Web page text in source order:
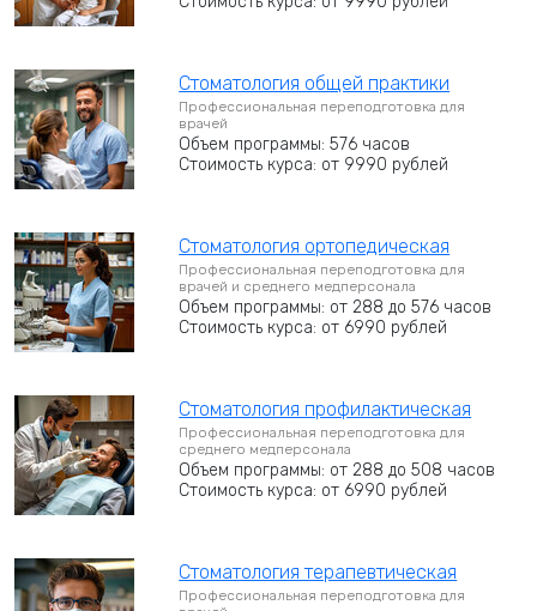
Стоматология общей практики
Профессиональная переподготовка для
врачей
Объем программы: 576 часов
Стоимость курса: от 9990 рублей
Стоматология ортопедическая
Профессиональная переподготовка для
врачей и среднего медперсонала
Объем программы: от 288 до 576 часов
Стоимость курса: от 6990 рублей
Стоматология профилактическая
Профессиональная переподготовка для
среднего медперсонала
Объем программы: от 288 до 508 часов
Стоимость курса: от 6990 рублей
Стоматология терапевтическая
Профессиональная переподготовка для